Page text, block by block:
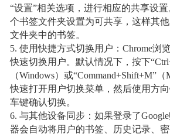
“设置”相关选项，进行相应的共享设
个书签文件夹设置为可共享，这样其
文件夹中的书签。
5. 使用快捷方式切换用户：Chrome浏
快速切换用户。默认情况下，按下
（Windows）或“Command+Shift+M”
快速打开用户切换菜单，然后使用方
车键确认切换。
6. 与其他设备同步：如果登录了
器会自动将用户的书签、历史记录、